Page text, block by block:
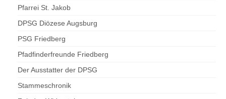
Pfarrei St. Jakob
DPSG Diözese Augsburg
PSG Friedberg
Pfadfinderfreunde Friedberg
Der Ausstatter der DPSG
Stammeschronik